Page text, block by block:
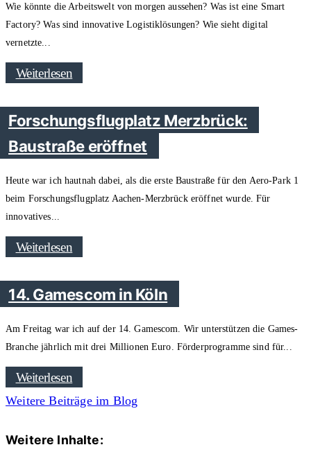
Wie könnte die Arbeitswelt von morgen aussehen? Was ist eine Smart
Factory? Was sind innovative Logistiklösungen? Wie sieht digital
vernetzte
Weiterlesen
Forschungsflugplatz Merzbrück:
Baustraße eröffnet
Heute war ich hautnah dabei, als die erste Baustraße für den Aero-Park 1
beim Forschungsflugplatz Aachen-Merzbrück eröffnet wurde. Für
innovatives
Weiterlesen
14. Gamescom in Köln
Am Freitag war ich auf der 14. Gamescom. Wir unterstützen die Games-
Branche jährlich mit drei Millionen Euro. Förderprogramme sind für
Weiterlesen
Weitere Beiträge im Blog
Weitere Inhalte: